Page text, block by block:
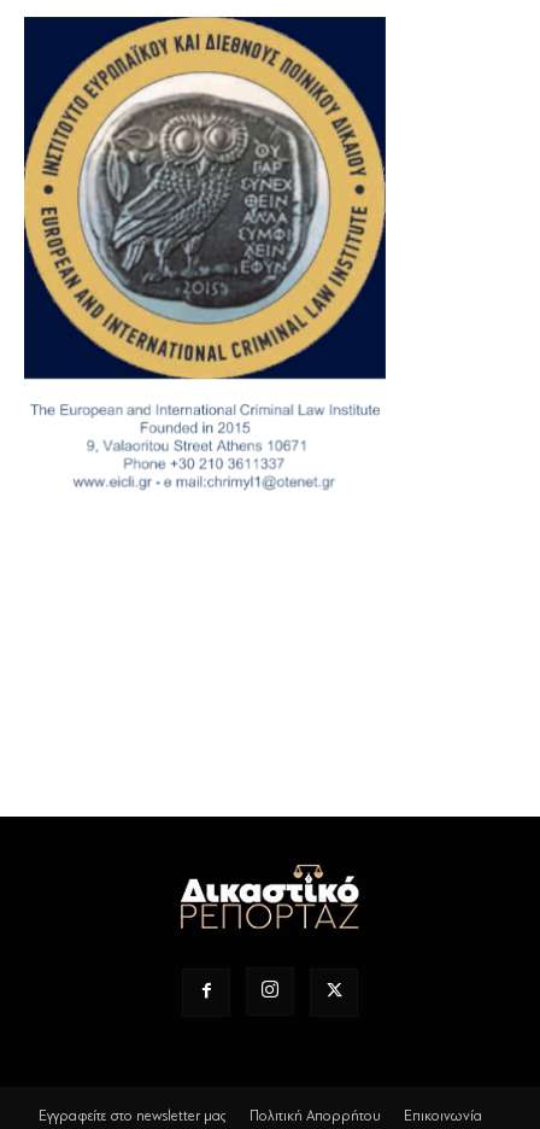
Εγγραφείτε στο newsletter μας Πολιτική Απορρήτου Επικοινωνία